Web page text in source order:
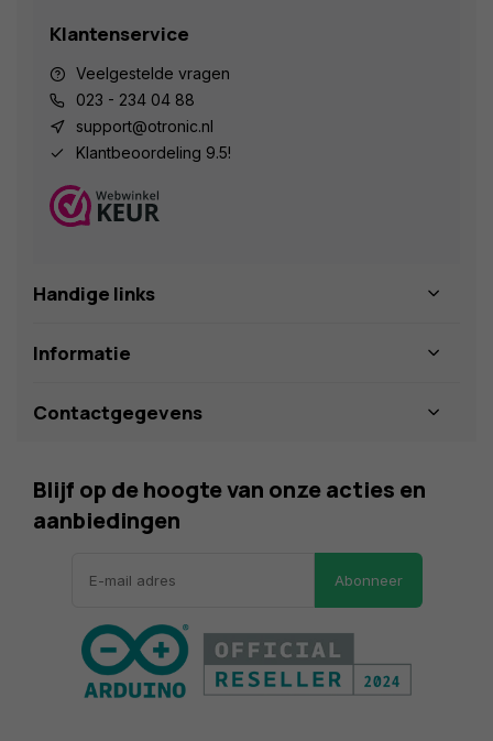
Klantenservice
Veelgestelde vragen
023 - 234 04 88
support@otronic.nl
Klantbeoordeling 9.5!
Handige links
Informatie
Contactgegevens
Blijf op de hoogte van onze acties en
aanbiedingen
Abonneer